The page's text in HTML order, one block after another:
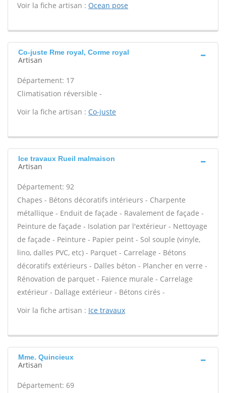
Voir la fiche artisan : Ocean pose
Co-juste Rme royal, Corme royal
Artisan
Département: 17
Climatisation réversible -
Voir la fiche artisan : Co-juste
Ice travaux Rueil malmaison
Artisan
Département: 92
Chapes - Bétons décoratifs intérieurs - Charpente
métallique - Enduit de façade - Ravalement de façade -
Peinture de façade - Isolation par l'extérieur - Nettoyage
de façade - Peinture - Papier peint - Sol souple (vinyle,
lino, dalles PVC, etc) - Parquet - Carrelage - Bétons
décoratifs extérieurs - Dalles béton - Plancher en verre -
Rénovation de parquet - Faïence murale - Carrelage
extérieur - Dallage extérieur - Bétons cirés -
Voir la fiche artisan : Ice travaux
Mme. Quincieux
Artisan
Département: 69